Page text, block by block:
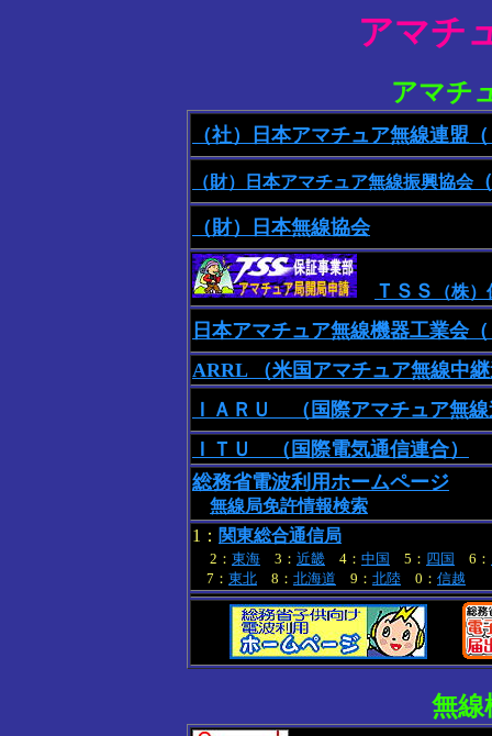
アマチ
アマチ
（社）日本アマチュア無線連盟
（財）日本アマチュア無線振興協会
（財）日本無線協会
ＴＳＳ （株
日本アマチュア無線機器工業会
ARRL （米国アマチュア無線中
ＩＡＲＵ （国際アマチュア無
ＩＴＵ （国際電気通信連合）
総務省電波利用ホームページ
無線局免許情報検索
1： 関東総合通信局
2： 東海 3： 近畿 4： 中国 5： 四国 6：
7： 東北 8： 北海道 9： 北陸 0： 信越
無線